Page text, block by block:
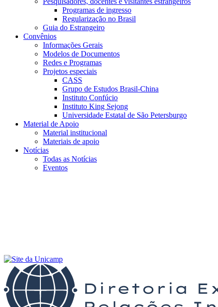
Programas de ingresso
Regularização no Brasil
Guia do Estrangeiro
Convênios
Informações Gerais
Modelos de Documentos
Redes e Programas
Projetos especiais
CASS
Grupo de Estudos Brasil-China
Instituto Confúcio
Instituto King Sejong
Universidade Estatal de São Petersburgo
Material de Apoio
Material institucional
Materiais de apoio
Notícias
Todas as Notícias
Eventos